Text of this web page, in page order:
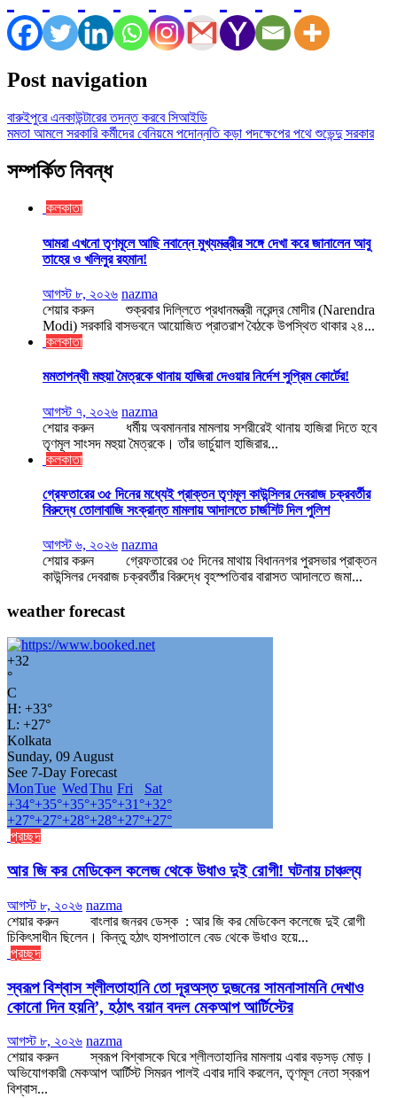
Post navigation
বারুইপুরে এনকাউন্টারের তদন্ত করবে সিআইডি
মমতা আমলে সরকারি কর্মীদের বেনিয়মে পদোন্নতি কড়া পদক্ষেপের পথে শুভেন্দু সরকার
সম্পর্কিত নিবন্ধ
কলকাতা
আমরা এখনো তৃণমূলে আছি নবান্নে মুখ্যমন্ত্রীর সঙ্গে দেখা করে জানালেন আবু
তাহের ও খলিলুর রহমান!
আগস্ট ৮, ২০২৬ nazma
শেয়ার করুন শুক্রবার দিল্লিতে প্রধানমন্ত্রী নরেন্দ্র মোদীর (Narendra
Modi) সরকারি বাসভবনে আয়োজিত প্রাতরাশ বৈঠকে উপস্থিত থাকার ২৪...
কলকাতা
মমতাপন্থী মহুয়া মৈত্রকে থানায় হাজিরা দেওয়ার নির্দেশ সুপ্রিম কোর্টের!
আগস্ট ৭, ২০২৬ nazma
শেয়ার করুন ধর্মীয় অবমাননার মামলায় সশরীরেই থানায় হাজিরা দিতে হবে
তৃণমূল সাংসদ মহুয়া মৈত্রকে। তাঁর ভার্চুয়াল হাজিরার...
কলকাতা
গ্রেফতারের ৩৫ দিনের মধ্যেই প্রাক্তন তৃণমূল কাউন্সিলর দেবরাজ চক্রবর্তীর
বিরুদ্ধে তোলাবাজি সংক্রান্ত মামলায় আদালতে চার্জশিট দিল পুলিশ
আগস্ট ৬, ২০২৬ nazma
শেয়ার করুন গ্রেফতারের ৩৫ দিনের মাথায় বিধাননগর পুরসভার প্রাক্তন
কাউন্সিলর দেবরাজ চক্রবর্তীর বিরুদ্ধে বৃহস্পতিবার বারাসত আদালতে জমা...
weather forecast
+32
°
C
H: +33°
L: +27°
Kolkata
Sunday, 09 August
See 7-Day Forecast
MonTue WedThu Fri
Sat
+34°+35°+35°+35°+31°+32°
+27°+27°+28°+28°+27°+27°
প্রচ্ছদ
আর জি কর মেডিকেল কলেজ থেকে উধাও দুই রোগী! ঘটনায় চাঞ্চল্য
আগস্ট ৮, ২০২৬ nazma
শেয়ার করুন বাংলার জনরব ডেস্ক : আর জি কর মেডিকেল কলেজে দুই রোগী
চিকিৎসাধীন ছিলেন। কিন্তু হঠাৎ হাসপাতালে বেড থেকে উধাও হয়ে...
প্রচ্ছদ
স্বরূপ বিশ্বাস শ্লীলতাহানি তো দূরঅস্ত দুজনের সামনাসামনি দেখাও
কোনো দিন হয়নি’, হঠাৎ বয়ান বদল মেকআপ আর্টিস্টের
আগস্ট ৮, ২০২৬ nazma
শেয়ার করুন স্বরূপ বিশ্বাসকে ঘিরে শ্লীলতাহানির মামলায় এবার বড়সড় মোড়।
অভিযোগকারী মেকআপ আর্টিস্ট সিমরন পালই এবার দাবি করলেন, তৃণমূল নেতা স্বরূপ
বিশ্বাস...